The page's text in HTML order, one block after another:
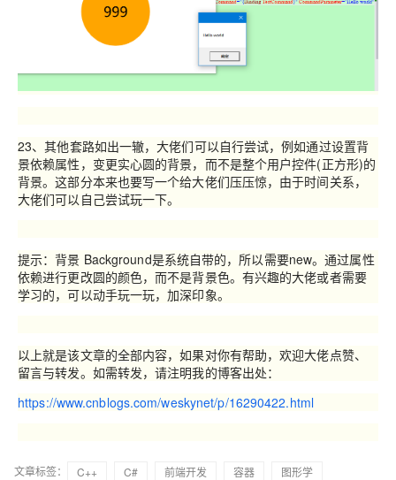
23、其他套路如出一辙，大佬们可以自行尝试，例如通过设置背
景依赖属性，变更实心圆的背景，而不是整个用户控件(正方形)的
背景。这部分本来也要写一个给大佬们压压惊，由于时间关系，
大佬们可以自己尝试玩一下。
提示：背景 Background是系统自带的，所以需要new。通过属性
依赖进行更改圆的颜色，而不是背景色。有兴趣的大佬或者需要
学习的，可以动手玩一玩，加深印象。
以上就是该文章的全部内容，如果对你有帮助，欢迎大佬点赞、
留言与转发。如需转发，请注明我的博客出处：
https://www.cnblogs.com/weskynet/p/16290422.html
文章标签： C++ C# 前端开发 容器
图形学